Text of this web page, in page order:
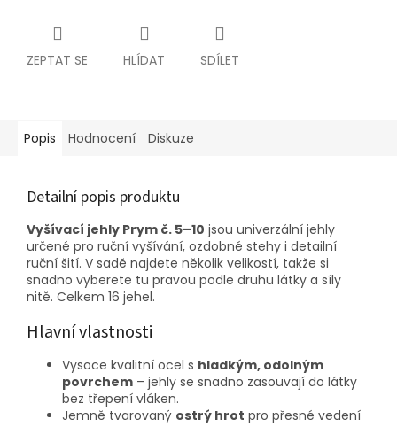
ZEPTAT SE HLÍDAT SDÍLET
Popis Hodnocení Diskuze
Detailní popis produktu
Vyšívací jehly Prym č. 5–10 jsou univerzální jehly
určené pro ruční vyšívání, ozdobné stehy i detailní
ruční šití. V sadě najdete několik velikostí, takže si
snadno vyberete tu pravou podle druhu látky a síly
nitě. Celkem 16 jehel.
Hlavní vlastnosti
Vysoce kvalitní ocel s hladkým, odolným
povrchem – jehly se snadno zasouvají do látky
bez třepení vláken.
Jemně tvarovaný ostrý hrot pro přesné vedení